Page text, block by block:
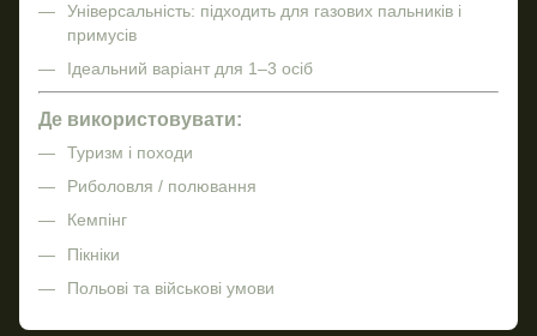
Універсальність: підходить для газових пальників і
примусів
Ідеальний варіант для 1–3 осіб
Де використовувати:
Туризм і походи
Риболовля / полювання
Кемпінг
Пікніки
Польові та військові умови